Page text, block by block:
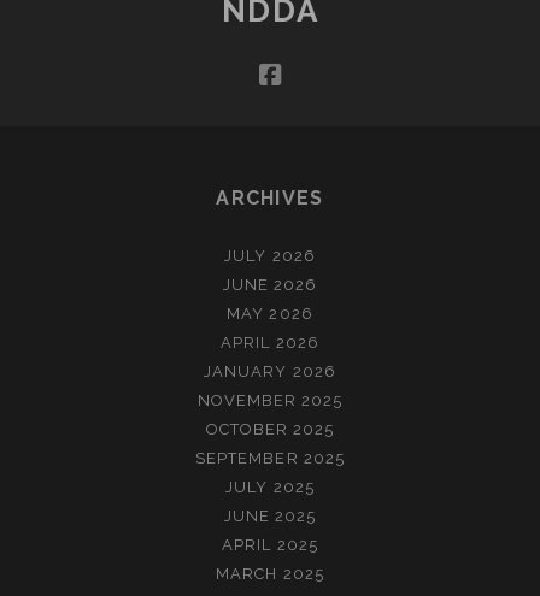
NDDA
facebook
ARCHIVES
JULY 2026
JUNE 2026
MAY 2026
APRIL 2026
JANUARY 2026
NOVEMBER 2025
OCTOBER 2025
SEPTEMBER 2025
JULY 2025
JUNE 2025
APRIL 2025
MARCH 2025